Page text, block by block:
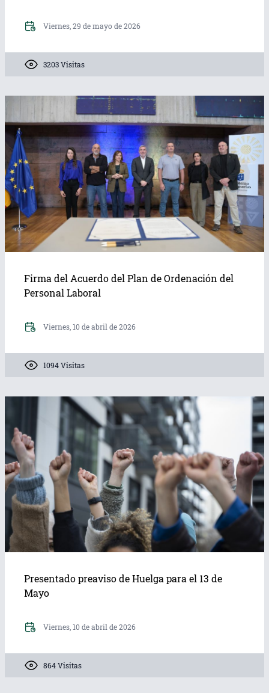
Viernes, 29 de mayo de 2026
3203 Visitas
Firma del Acuerdo del Plan de Ordenación del
Personal Laboral
Viernes, 10 de abril de 2026
1094 Visitas
Presentado preaviso de Huelga para el 13 de
Mayo
Viernes, 10 de abril de 2026
864 Visitas